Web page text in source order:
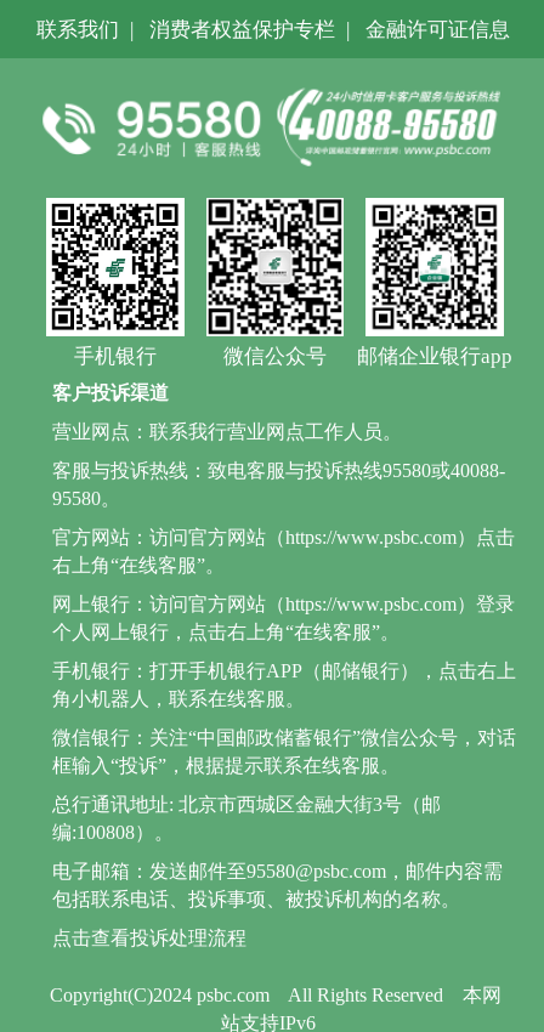
联系我们 | 消费者权益保护专栏 | 金融许可证信息
手机银行 微信公众号 邮储企业银行app
Copyright(C)2024 psbc.com All Rights Reserved
本网
站支持IPv6
客户投诉渠道
营业网点：联系我行营业网点工作人员。
客服与投诉热线：致电客服与投诉热线95580或40088-
95580。
官方网站：访问官方网站（https://www.psbc.com）点击
右上角“在线客服”。
网上银行：访问官方网站（https://www.psbc.com）登录
个人网上银行，点击右上角“在线客服”。
手机银行：打开手机银行APP（邮储银行），点击右上
角小机器人，联系在线客服。
微信银行：关注“中国邮政储蓄银行”微信公众号，对话
框输入“投诉”，根据提示联系在线客服。
总行通讯地址: 北京市西城区金融大街3号（邮
编:100808）。
电子邮箱：发送邮件至95580@psbc.com，邮件内容需
包括联系电话、投诉事项、被投诉机构的名称。
点击查看投诉处理流程